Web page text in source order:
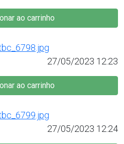
ao carrinho
27/05/2023 12:23
ao carrinho
27/05/2023 12:24